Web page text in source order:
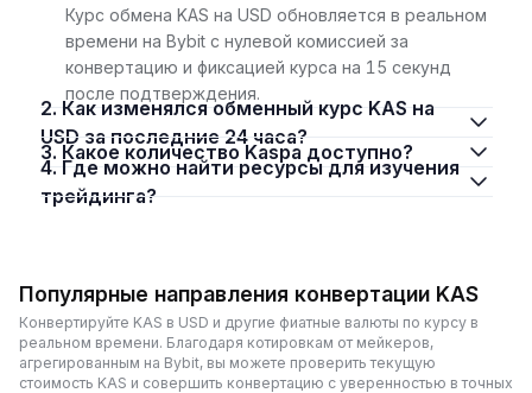
Курс обмена KAS на USD обновляется в реальном
времени на Bybit с нулевой комиссией за
конвертацию и фиксацией курса на 15 секунд
после подтверждения.
2. Как изменялся обменный курс KAS на
USD за последние 24 часа?
3. Какое количество Kaspa доступно?
4. Где можно найти ресурсы для изучения
трейдинга?
Популярные направления конвертации KAS
Конвертируйте KAS в USD и другие фиатные валюты по курсу в
реальном времени. Благодаря котировкам от мейкеров,
агрегированным на Bybit, вы можете проверить текущую
стоимость KAS и совершить конвертацию с уверенностью в точных